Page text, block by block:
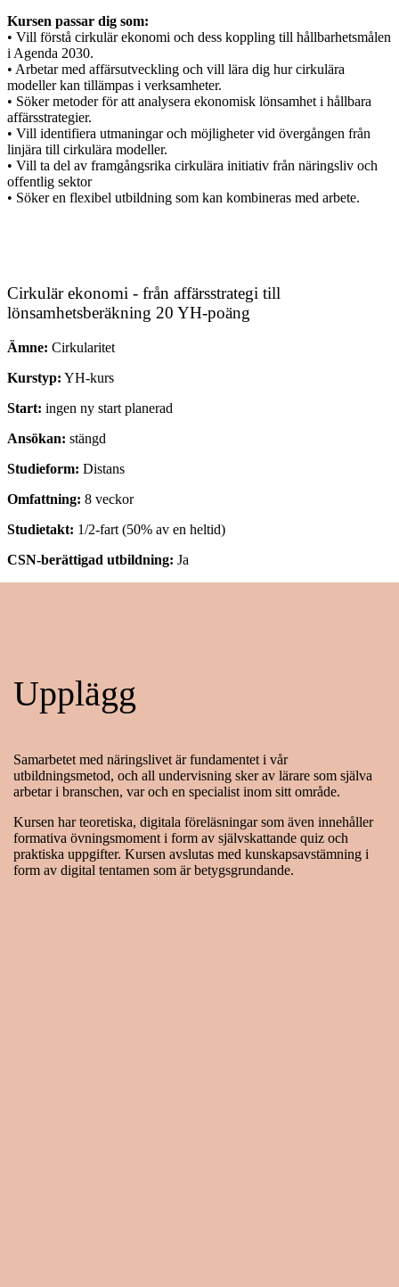
Kursen passar dig som:
• Vill förstå cirkulär ekonomi och dess koppling till hållbarhetsmålen
i Agenda 2030.
• Arbetar med affärsutveckling och vill lära dig hur cirkulära
modeller kan tillämpas i verksamheter.
• Söker metoder för att analysera ekonomisk lönsamhet i hållbara
affärsstrategier.
• Vill identifiera utmaningar och möjligheter vid övergången från
linjära till cirkulära modeller.
• Vill ta del av framgångsrika cirkulära initiativ från näringsliv och
offentlig sektor
• Söker en flexibel utbildning som kan kombineras med arbete.
Cirkulär ekonomi - från affärsstrategi till
lönsamhetsberäkning 20 YH-poäng
Ämne: Cirkularitet
Kurstyp: YH-kurs
Start: ingen ny start planerad
Ansökan: stängd
Studieform: Distans
Omfattning: 8 veckor
Studietakt: 1/2-fart (50% av en heltid)
CSN-berättigad utbildning: Ja
Upplägg
Samarbetet med näringslivet är fundamentet i vår
utbildningsmetod, och all undervisning sker av lärare som själva
arbetar i branschen, var och en specialist inom sitt område.
Kursen har teoretiska, digitala föreläsningar som även innehåller
formativa övningsmoment i form av självskattande quiz och
praktiska uppgifter. Kursen avslutas med kunskapsavstämning i
form av digital tentamen som är betygsgrundande.